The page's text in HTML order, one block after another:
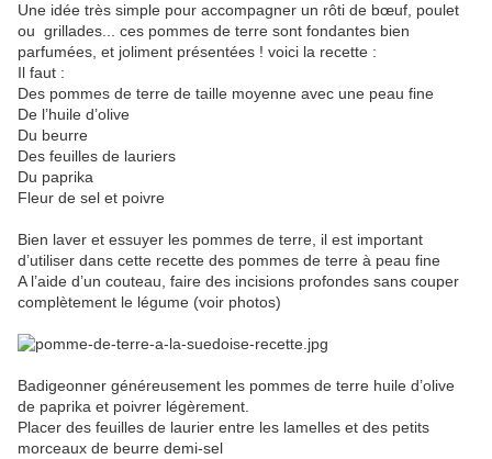
Une idée très simple pour accompagner un rôti de bœuf, poulet
ou grillades... ces pommes de terre sont fondantes bien
parfumées, et joliment présentées ! voici la recette :
Il faut :
Des pommes de terre de taille moyenne avec une peau fine
De l’huile d’olive
Du beurre
Des feuilles de lauriers
Du paprika
Fleur de sel et poivre
Bien laver et essuyer les pommes de terre, il est important
d’utiliser dans cette recette des pommes de terre à peau fine
A l’aide d’un couteau, faire des incisions profondes sans couper
complètement le légume (voir photos)
Badigeonner généreusement les pommes de terre huile d’olive
de paprika et poivrer légèrement.
Placer des feuilles de laurier entre les lamelles et des petits
morceaux de beurre demi-sel